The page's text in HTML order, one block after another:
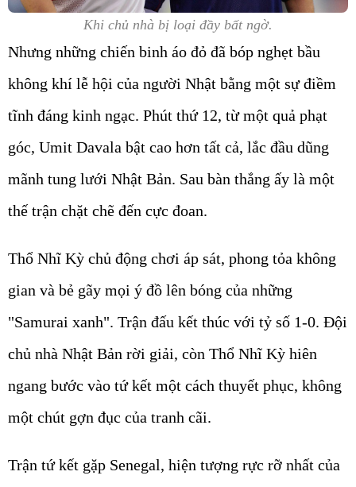
Khi chủ nhà bị loại đầy bất ngờ.
Nhưng những chiến binh áo đỏ đã bóp nghẹt bầu
không khí lễ hội của người Nhật bằng một sự điềm
tĩnh đáng kinh ngạc. Phút thứ 12, từ một quả phạt
góc, Umit Davala bật cao hơn tất cả, lắc đầu dũng
mãnh tung lưới Nhật Bản. Sau bàn thắng ấy là một
thế trận chặt chẽ đến cực đoan.
Thổ Nhĩ Kỳ chủ động chơi áp sát, phong tỏa không
gian và bẻ gãy mọi ý đồ lên bóng của những
"Samurai xanh". Trận đấu kết thúc với tỷ số 1-0. Đội
chủ nhà Nhật Bản rời giải, còn Thổ Nhĩ Kỳ hiên
ngang bước vào tứ kết một cách thuyết phục, không
một chút gợn đục của tranh cãi.
Trận tứ kết gặp Senegal, hiện tượng rực rỡ nhất của